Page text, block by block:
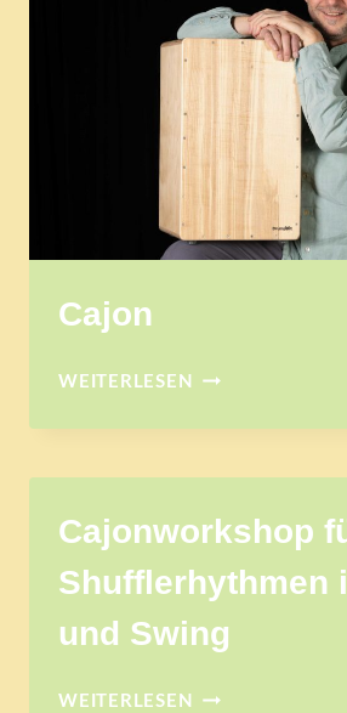
Cajon
WEITERLESEN CAJON
Cajonworkshop
Shufflerhythmen
und Swing
WEITERLESEN